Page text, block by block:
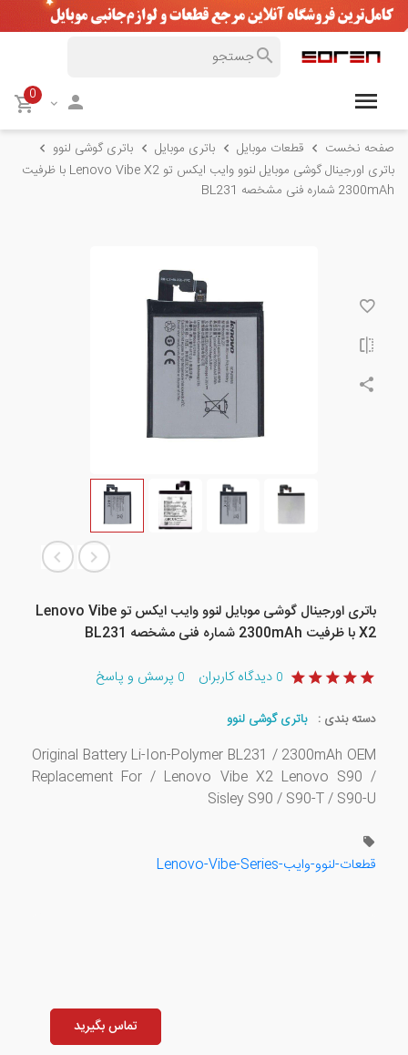
0
صفحه نخست قطعات موبایل باتری موبایل
باتری گوشی لنوو
باتری اورجینال گوشی موبایل لنوو وایب ایکس تو Lenovo Vibe X2 با ظرفیت
2300mAh شماره فنی مشخصه BL231
باتری اورجینال گوشی موبایل لنوو وایب ایکس تو Lenovo Vibe
X2 با ظرفیت 2300mAh شماره فنی مشخصه BL231
0 دیدگاه کاربران 0 پرسش و پاسخ
دسته بندی : باتری گوشی لنوو
Original Battery Li-Ion-Polymer BL231 / 2300mAh OEM
Replacement For / Lenovo Vibe X2 Lenovo S90 /
Sisley S90 / S90-T / S90-U
قطعات-لنوو-وایب-Lenovo-Vibe-Series
تماس بگیرید